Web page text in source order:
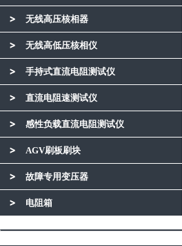
无线高压核相器
无线高低压核相仪
手持式直流电阻测试仪
直流电阻速测试仪
感性负载直流电阻测试仪
AGV刷板刷块
故障专用变压器
电阻箱